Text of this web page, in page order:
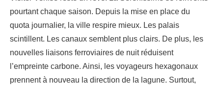
pourtant chaque saison. Depuis la mise en place du
quota journalier, la ville respire mieux. Les palais
scintillent. Les canaux semblent plus clairs. De plus, les
nouvelles liaisons ferroviaires de nuit réduisent
l’empreinte carbone. Ainsi, les voyageurs hexagonaux
prennent à nouveau la direction de la lagune. Surtout,